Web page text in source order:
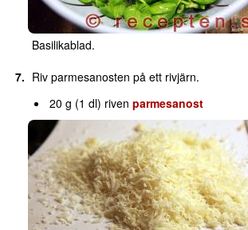
Basilikablad.
Riv parmesanosten på ett rivjärn.
20 g (1 dl) rivenparmesanost